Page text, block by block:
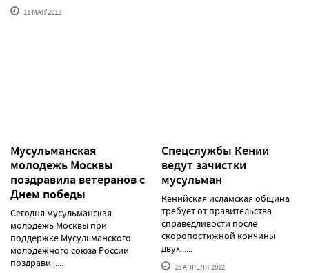
11 МАЯ'2012
Мусульманская
молодежь Москвы
поздравила ветеранов с
Днем победы
Сегодня мусульманская
молодежь Москвы при
поддержке Мусульманского
молодежного союза России
поздрави......
Спецслужбы Кении
ведут зачистки
мусульман
Кенийская исламская община
требует от правительства
справедливости после
скоропостижной кончины
двух......
25 АПРЕЛЯ'2012